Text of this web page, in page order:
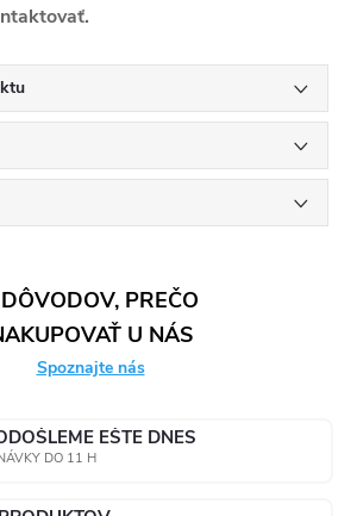
PREČO
U NÁS
Spoznajte nás
EŠTE DNES
DO 11 H